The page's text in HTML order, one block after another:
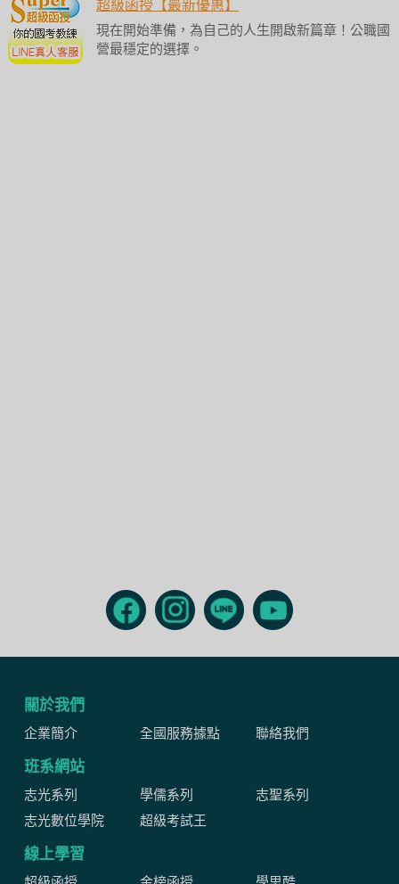
超級函授【最新優惠】
現在開始準備，為自己的人生開啟新篇章！公職國
營最穩定的選擇。
關於我們
企業簡介 全國服務據點 聯絡我們
班系網站
志光系列 學儒系列
志聖系列
志光數位學院
超級考試王
線上學習